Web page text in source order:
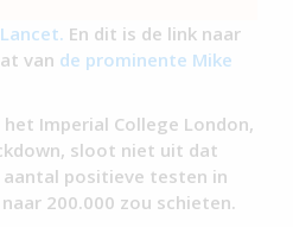
En dit is de link naar
van de prominente Mike
Imperial College London,
sloot niet uit dat
positieve testen in
200.000 zou schieten.